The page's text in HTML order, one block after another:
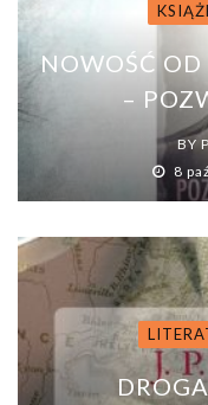
NOWOŚĆ OD
–
BY
8